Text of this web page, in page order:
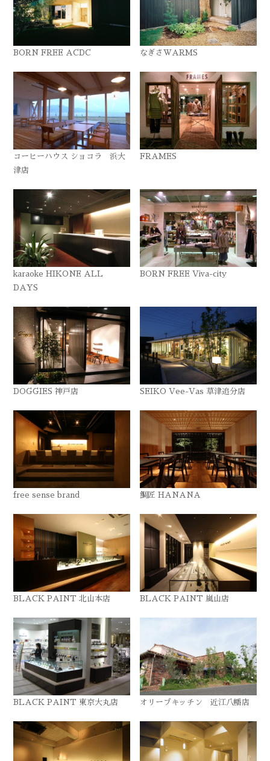
BORN FREE ACDC なぎさWARMS
コーヒーハウス ショコラ 浜大
津店
FRAMES
karaoke HIKONE ALL
DAYS
BORN FREE Viva-city
DOGGIES 神戸店 SEIKO Vee-Vas 草津追分店
free sense brand 鯛匠 HANANA
BLACK PAINT 北山本店 BLACK PAINT 嵐山店
BLACK PAINT 東京大丸店 オリーブキッチン 近江八幡店